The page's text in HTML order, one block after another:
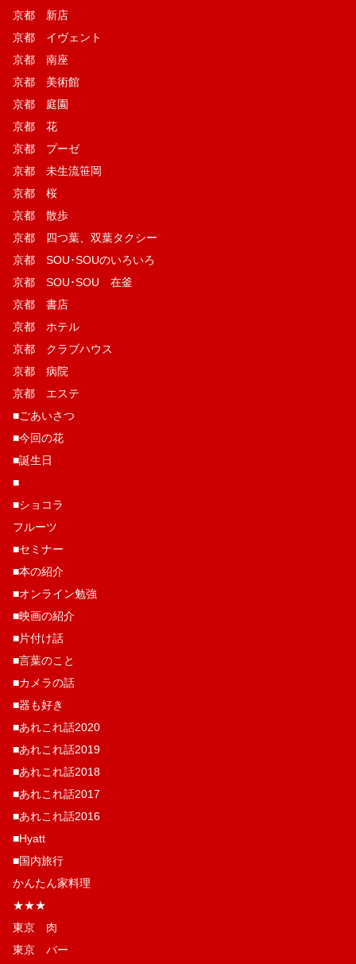
京都 新店
京都 イヴェント
京都 南座
京都 美術館
京都 庭園
京都 花
京都 プーゼ
京都 未生流笹岡
京都 桜
京都 散歩
京都 四つ葉、双葉タクシー
京都 SOU･SOUのいろいろ
京都 SOU･SOU 在釜
京都 書店
京都 ホテル
京都 クラブハウス
京都 病院
京都 エステ
■ごあいさつ
■今回の花
■誕生日
■
■ショコラ
フルーツ
■セミナー
■本の紹介
■オンライン勉強
■映画の紹介
■片付け話
■言葉のこと
■カメラの話
■器も好き
■あれこれ話2020
■あれこれ話2019
■あれこれ話2018
■あれこれ話2017
■あれこれ話2016
■Hyatt
■国内旅行
かんたん家料理
★★★
東京 肉
東京 バー